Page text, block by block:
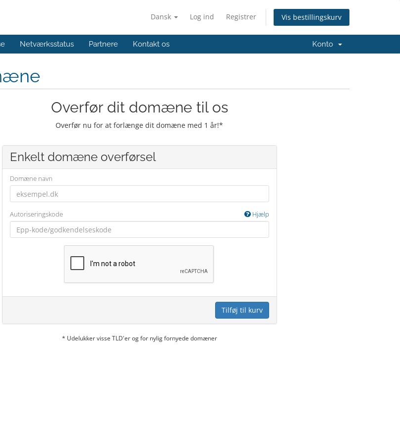
Dansk Log ind Registrer Vis bestillingskurv
Netværksstatus Partnere Kontakt os Konto
Overfør dit domæne til os
Overfør nu for at forlænge dit domæne med 1 år!*
Enkelt domæne overførsel
Domæne navn
Autoriseringskode Hjælp
Tilføj til kurv
* Udelukker visse TLD'er og for nylig fornyede domæner